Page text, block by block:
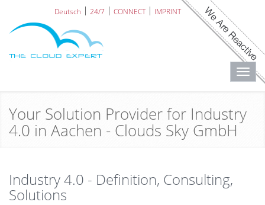
Deutsch 24/7 CONNECT IMPRINT
Your Solution Provider for Industry
4.0 in Aachen - Clouds Sky GmbH
Industry 4.0 - Definition, Consulting,
Solutions